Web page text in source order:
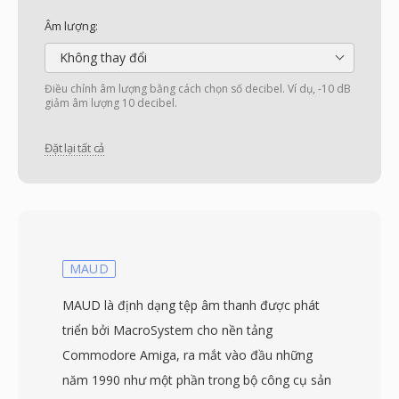
Âm lượng:
Không thay đổi
Điều chỉnh âm lượng bằng cách chọn số decibel. Ví dụ, -10 dB
giảm âm lượng 10 decibel.
Đặt lại tất cả
MAUD
MAUD là định dạng tệp âm thanh được phát
triển bởi MacroSystem cho nền tảng
Commodore Amiga, ra mắt vào đầu những
năm 1990 như một phần trong bộ công cụ sản